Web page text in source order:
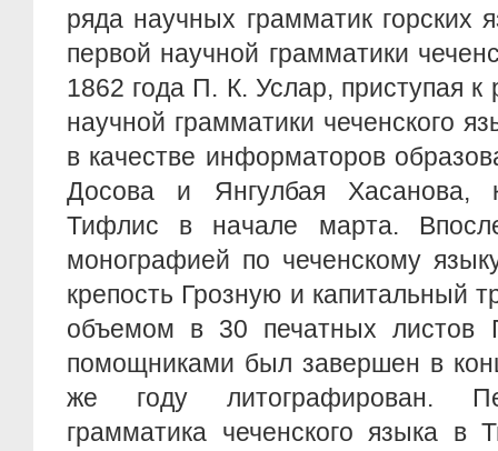
ряда научных грамматик горских
первой научной грамматики
1862 года П. К. Услар, приступая к
научной грамматики чеченского
в качестве информаторов
Досова и Янгулбая Хасанова,
Тифлис в начале марта.
монографией по чеченскому
крепость Грозную и капитальный
объемом в 30 печатных
помощниками был завершен в
же году литографирован.
грамматика чеченского языка в